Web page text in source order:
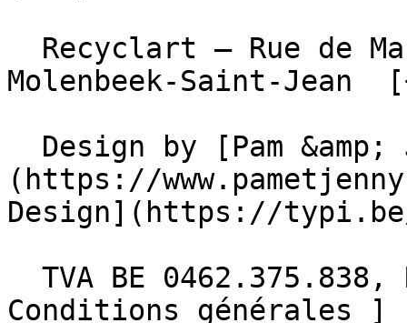
Molenbeek-Saint-
(https://
Design](https://
Conditions générales ]